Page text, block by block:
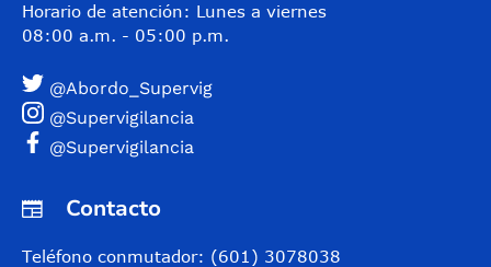
Horario de atención: Lunes a viernes
08:00 a.m. - 05:00 p.m.
@Abordo_Supervig
@Supervigilancia
@Supervigilancia
Contacto
Teléfono conmutador: (601) 3078038